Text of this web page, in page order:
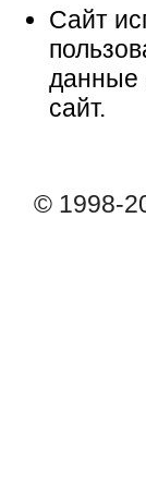
Сайт
данные
сайт.
© 1998-